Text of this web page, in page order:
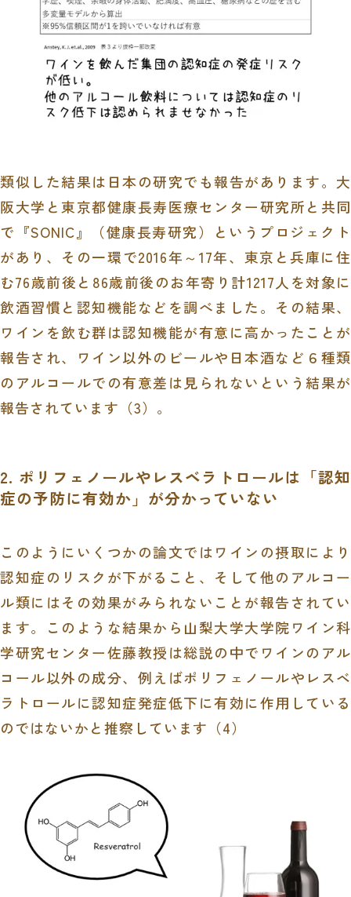
類似した結果は日本の研究でも報告があります。大
阪大学と東京都健康長寿医療センター研究所と共同
で『SONIC』（健康長寿研究）というプロジェクト
があり、その一環で2016年～17年、東京と兵庫に住
む76歳前後と86歳前後のお年寄り計1217人を対象に
飲酒習慣と認知機能などを調べました。その結果、
ワインを飲む群は認知機能が有意に高かったことが
報告され、ワイン以外のビールや日本酒など６種類
のアルコールでの有意差は見られないという結果が
報告されています（3）。
2. ポリフェノールやレスベラトロールは「認知
症の予防に有効か」が分かっていない
このようにいくつかの論文ではワインの摂取により
認知症のリスクが下がること、そして他のアルコー
ル類にはその効果がみられないことが報告されてい
ます。このような結果から山梨大学大学院ワイン科
学研究センター佐藤教授は総説の中でワインのアル
コール以外の成分、例えばポリフェノールやレスベ
ラトロールに認知症発症低下に有効に作用している
のではないかと推察しています（4）